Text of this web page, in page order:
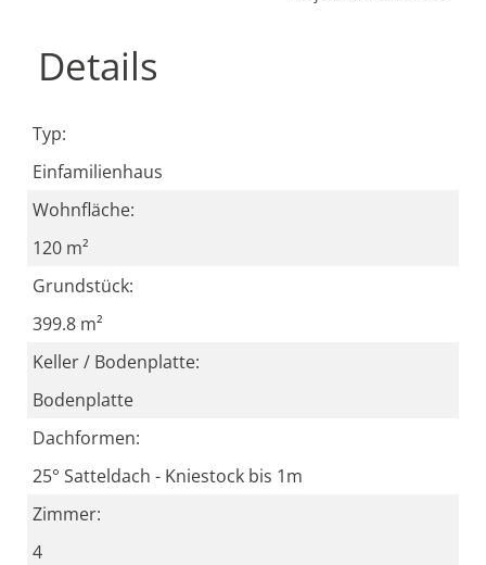
Details
Typ:
Einfamilienhaus
Wohnfläche:
120 m²
Grundstück:
399.8 m²
Keller / Bodenplatte:
Bodenplatte
Dachformen:
25° Satteldach - Kniestock bis 1m
Zimmer:
4